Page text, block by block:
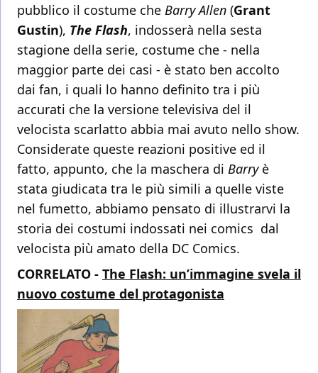
pubblico il costume che Barry Allen (Grant
Gustin), The Flash, indosserà nella sesta
stagione della serie, costume che - nella
maggior parte dei casi - è stato ben accolto
dai fan, i quali lo hanno definito tra i più
accurati che la versione televisiva del il
velocista scarlatto abbia mai avuto nello show.
Considerate queste reazioni positive ed il
fatto, appunto, che la maschera di Barryè
stata giudicata tra le più simili a quelle viste
nel fumetto, abbiamo pensato di illustrarvi la
storia dei costumi indossati nei comics dal
velocista più amato della DC Comics.
CORRELATO - The Flash: un’immagine svela il
nuovo costume del protagonista